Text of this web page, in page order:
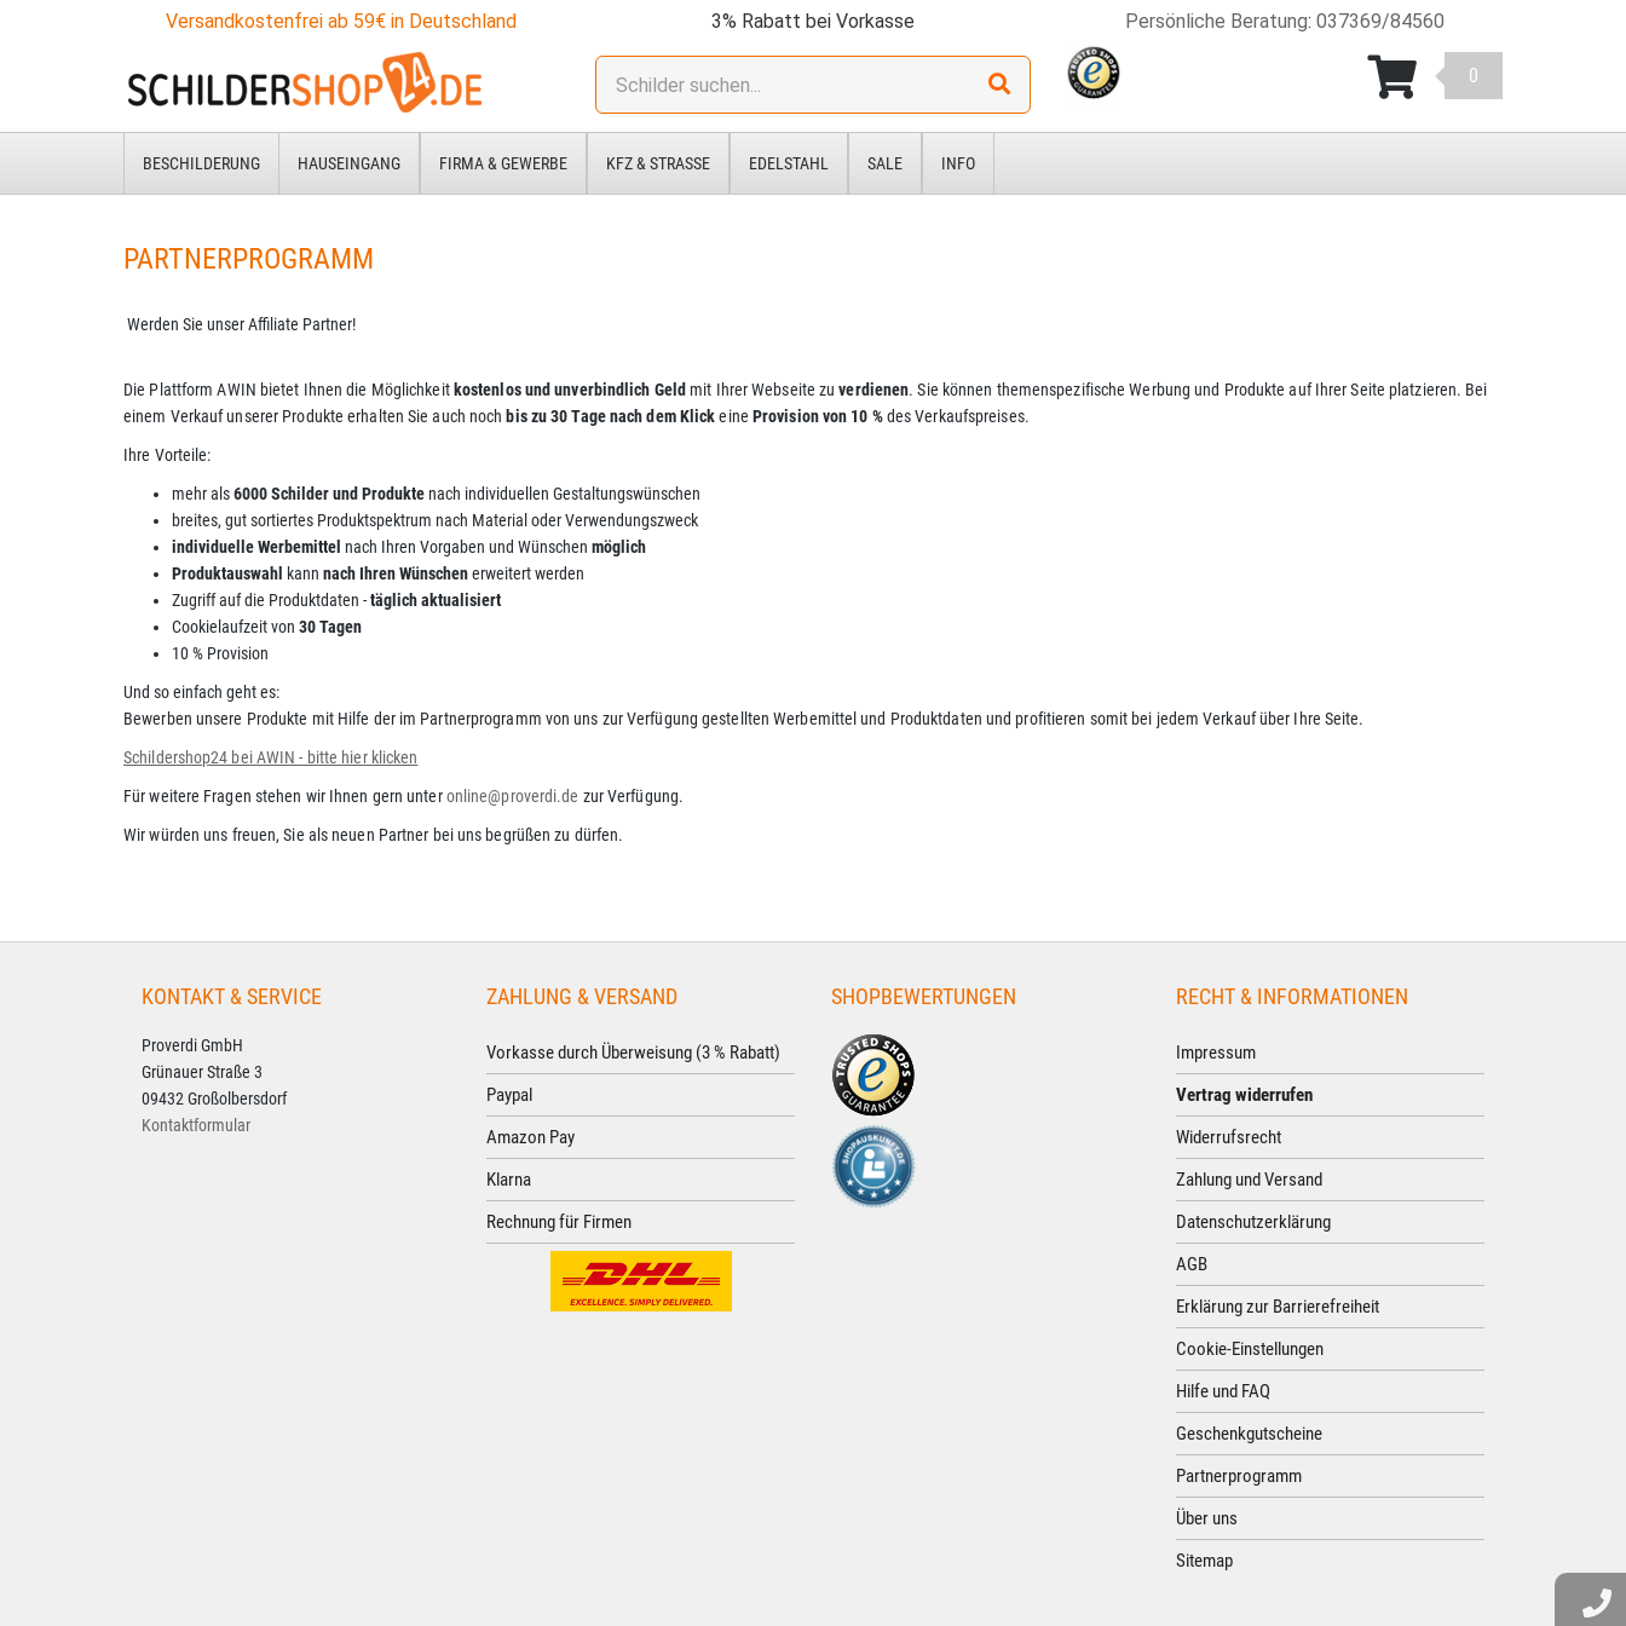
Versandkostenfrei ab 59€ in Deutschland 3% Rabatt bei Vorkasse Persönliche Beratung: 037369/84560
Stichwort: 0
BESCHILDERUNG HAUSEINGANG FIRMA & GEWERBE KFZ & STRASSE EDELSTAHL SALE INFO
PARTNERPROGRAMM
Werden Sie unser Affiliate Partner!
Die Plattform AWIN bietet Ihnen die Möglichkeit kostenlos und unverbindlich Geld mit Ihrer Webseite zuverdienen. Sie können themenspezifische Werbung und Produkte auf Ihrer Seite platzieren. Bei
einem Verkauf unserer Produkte erhalten Sie auch noch bis zu 30 Tage nach dem Klickeine Provision von 10 %des Verkaufspreises.
Ihre Vorteile:
mehr als6000 Schilder und Produkte nach individuellen Gestaltungswünschen
breites, gut sortiertes Produktspektrum nach Material oder Verwendungszweck
individuelle Werbemittel nach Ihren Vorgaben und Wünschen möglich
Produktauswahl kann nach Ihren Wünschenerweitert werden
Zugriff auf die Produktdaten -täglich aktualisiert
Cookielaufzeit von 30 Tagen
10 % Provision
Und so einfach geht es:
Bewerben unsere Produkte mit Hilfe der im Partnerprogramm von uns zur Verfügung gestellten Werbemittel und Produktdaten und profitieren somit bei jedem Verkauf über Ihre Seite.
Schildershop24 bei AWIN - bitte hier klicken
Für weitere Fragen stehen wir Ihnen gern unteronline@proverdi.de zur Verfügung.
Wir würden uns freuen, Sie als neuen Partner bei uns begrüßen zu dürfen.
KONTAKT & SERVICE
Proverdi GmbH
Grünauer Straße 3
09432 Großolbersdorf
Kontaktformular
ZAHLUNG & VERSAND
Vorkasse durch Überweisung (3 % Rabatt)
Paypal
Amazon Pay
Klarna
Rechnung für Firmen
SHOPBEWERTUNGEN RECHT & INFORMATIONEN
Impressum
Vertrag widerrufen
Widerrufsrecht
Zahlung und Versand
Datenschutzerklärung
AGB
Erklärung zur Barrierefreiheit
Cookie-Einstellungen
Hilfe und FAQ
Geschenkgutscheine
Partnerprogramm
Über uns
Sitemap